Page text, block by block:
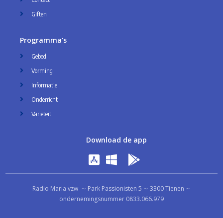
Giften
Programma's
Gebed
Vorming
Informatie
Onderricht
Variëteit
Download de app
Radio Maria vzw ∼ Park Passionisten 5 ∼ 3300 Tienen ∼
ondernemingsnummer 0833.066.979